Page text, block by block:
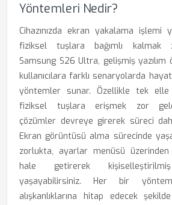
Yöntemleri Nedir?
Cihazınızda ekran yakalama işlemi
fiziksel tuşlara bağımlı kalmak
Samsung S26 Ultra, gelişmiş
kullanıcılara farklı senaryolarda
yöntemler sunar. Özellikle tek elle
fiziksel tuşlara erişmek zor
çözümler devreye girerek süreci
Ekran görüntüsü alma sürecinde
zorlukta, ayarlar menüsü
hale getirerek
yaşayabilirsiniz. Her bir
alışkanlıklarına hitap edecek